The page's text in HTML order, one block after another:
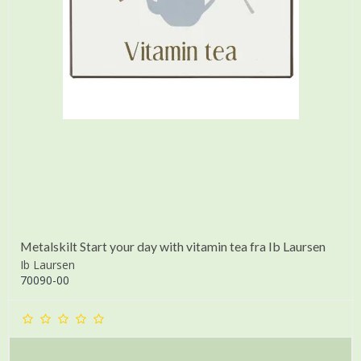
Metalskilt Start your day with vitamin tea fra Ib Laursen
Ib Laursen
70090-00